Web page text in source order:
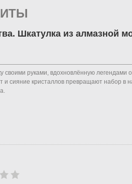
Шкатулка из алмазной
своими руками, вдохновлённую легендами
и сияние кристаллов превращают набор в